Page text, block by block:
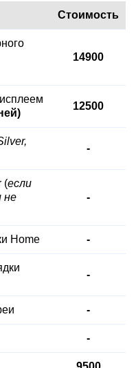
Стоимость
14900
12500
-
(если
не
-
Home -
-
-
-